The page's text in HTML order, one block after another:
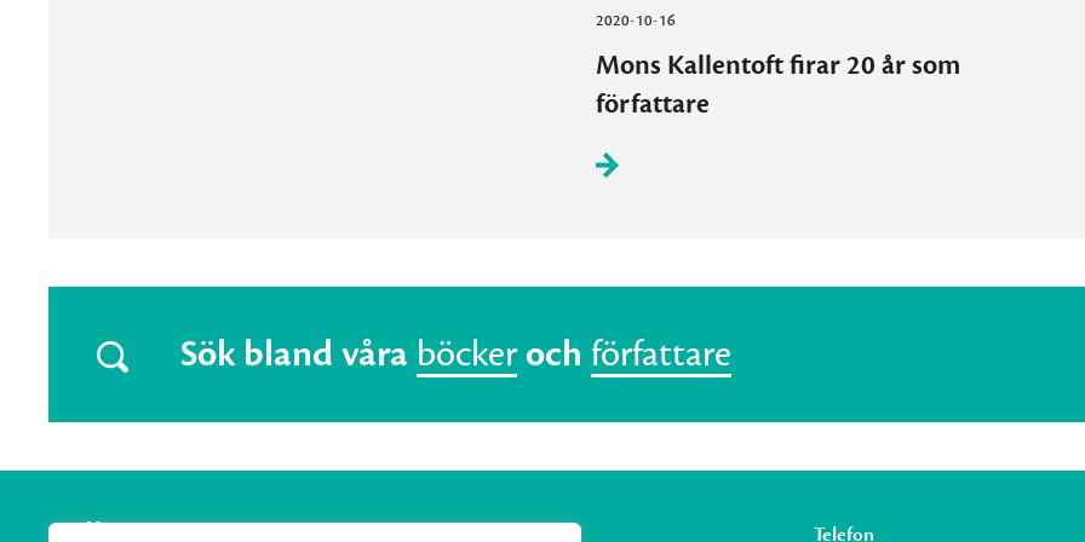
2020-10-16
Mons Kallentoft firar 20 år som
författare
Sök bland våra böcker och författare
Telefon